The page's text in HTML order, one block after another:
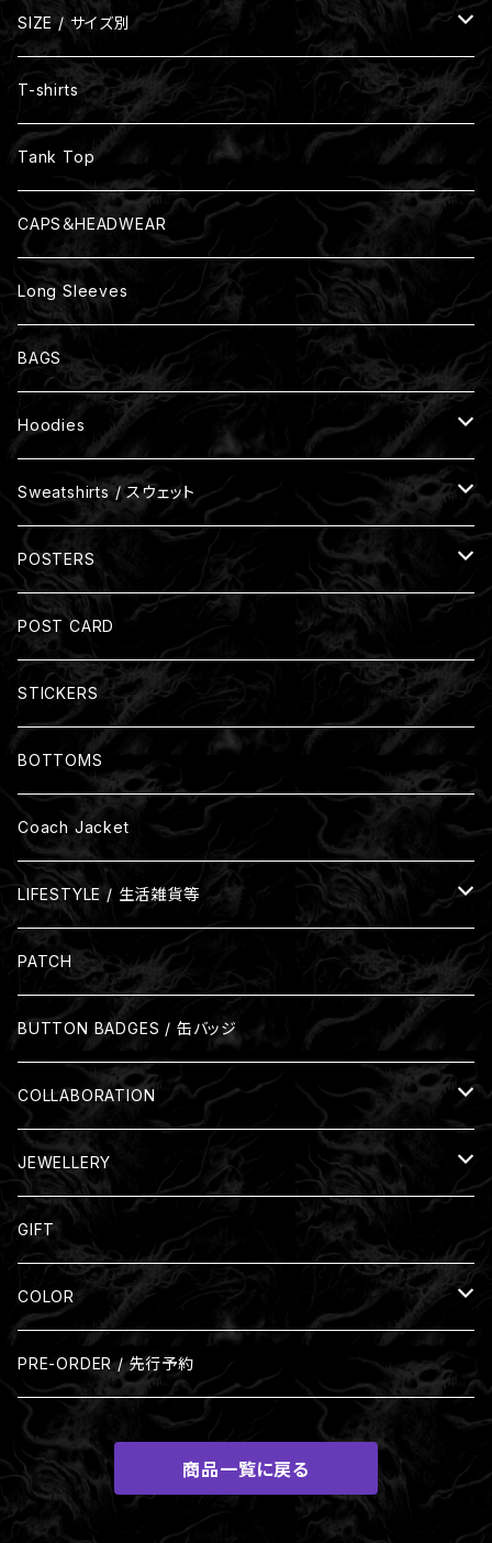
SIZE / サイズ別
Size S
Size M
Size L
Size XL
Size XXL
Size XXXL
One Size
T-shirts
Tank Top
CAPS＆HEADWEAR
Long Sleeves
BAGS
Hoodies
裏パイル
裏起毛
Zip-up Hoodies
裏パイル
裏起毛
Sweatshirts / スウェット
裏パイル
裏起毛
POSTERS
Size: A3(297mm x 420mm)
Size: B3(364mm x 515mm)
POST CARD
STICKERS
BOTTOMS
Coach Jacket
LIFESTYLE / 生活雑貨等
Glass
Mug
PATCH
BUTTON BADGES / 缶バッジ
COLLABORATION
Nil:GRAVE
JEWELLERY
Silver Ring
GIFT
COLOR
Black
Beige
Brown
PRE-ORDER / 先行予約
商品一覧に戻る